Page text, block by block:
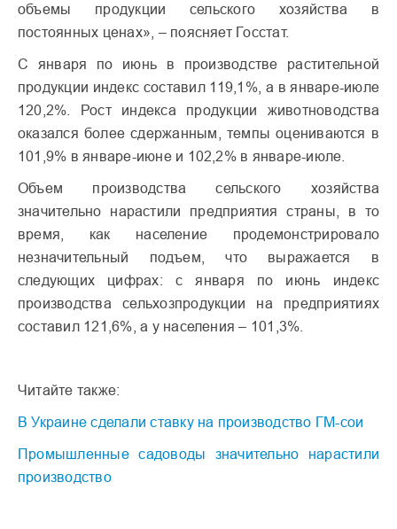
объемы продукции сельского хозяйства в
постоянных ценах», – поясняет Госстат.
С января по июнь в производстве растительной
продукции индекс составил 119,1%, а в январе-июле
120,2%. Рост индекса продукции животноводства
оказался более сдержанным, темпы оцениваются в
101,9% в январе-июне и 102,2% в январе-июле.
Объем производства сельского хозяйства
значительно нарастили предприятия страны, в то
время, как население продемонстрировало
незначительный подъем, что выражается в
следующих цифрах: с января по июнь индекс
производства сельхозпродукции на предприятиях
составил 121,6%, а у населения – 101,3%.
Читайте также:
В Украине сделали ставку на производство ГМ-сои
Промышленные садоводы значительно нарастили
производство